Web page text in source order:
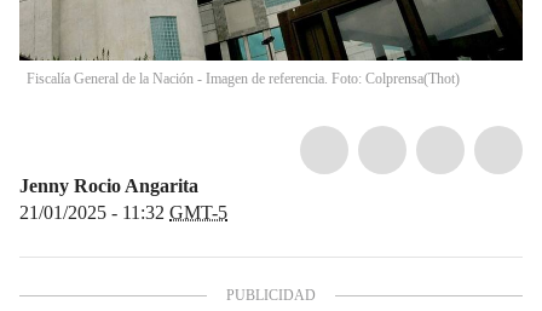
Fiscalía General de la Nación - Imagen de referencia. Foto: Colprensa(Thot)
Jenny Rocio Angarita
21/01/2025 - 11:32 GMT-5